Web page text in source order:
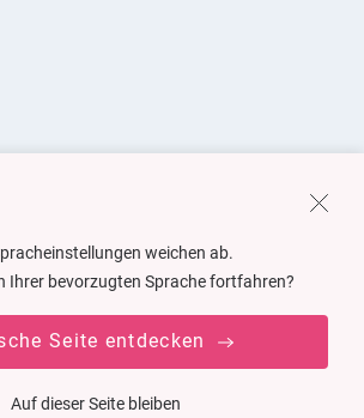
weichen ab.
Ihrer bevorzugten Sprache fortfahren?
Seite entdecken
Auf dieser Seite bleiben